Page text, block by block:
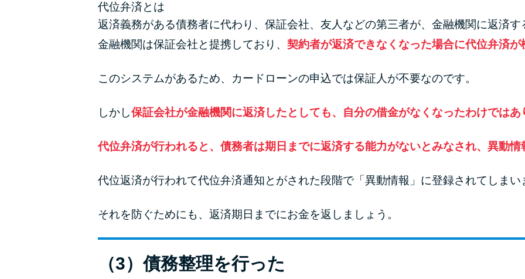
代位弁済とは
返済義務がある債務者に代わり、保証会社、友人などの第三者が、金融機関に返済す
金融機関は保証会社と提携しており、 契約者が返済できなくなった場合に代位弁済が
このシステムがあるため、カードローンの申込では保証人が不要なのです。
しかし保証会社が金融機関に返済したとしても、自分の借金がなくなったわけではあ
代位弁済が行われると、債務者は期日までに返済する能力がないとみなされ、異動
代位返済が行われて代位弁済通知とがされた段階で「異動情報」に登録されてしまい
それを防ぐためにも、返済期日までにお金を返しましょう。
（3）債務整理を行った